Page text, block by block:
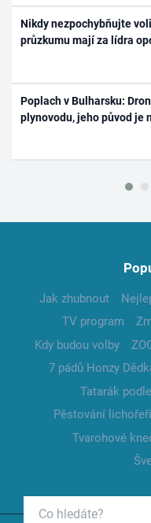
Nikdy nezpochybňujte
průzkumu mají za lídra
Poplach v Bulharsku:
plynovodu, jeho původ je
Jak zhubnout
TV program
Kdy budou volby
7 pádů Honzy
Tatarák
Pěstování
Tvarohové